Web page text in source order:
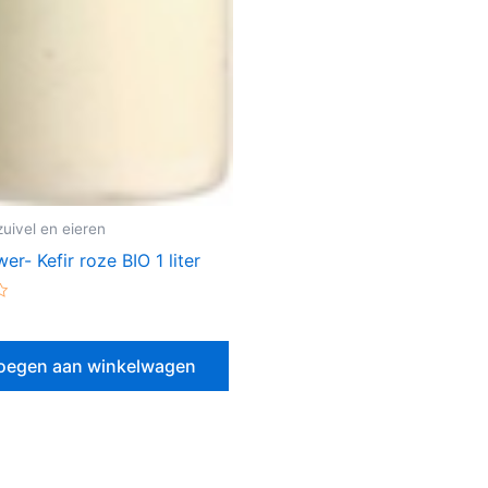
en eieren
Kefir roze BIO 1 liter
aan winkelwagen